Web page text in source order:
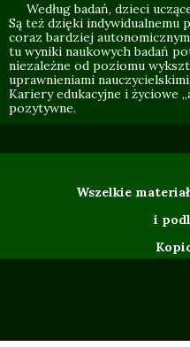
Według badań, dzieci
Są też dzięki indywidualnemu
coraz bardziej
tu wyniki naukowych badań
niezależne od poziomu
uprawnieniami
Kariery edukacyjne i życiowe
pozytywne.
Wszelkie
i